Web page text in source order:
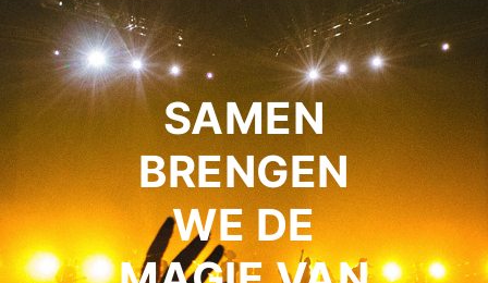
SAMEN
BRENGEN
WE DE